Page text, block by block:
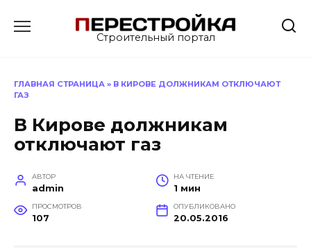
Строительный портал
ГЛАВНАЯ СТРАНИЦА » В КИРОВЕ ДОЛЖНИКАМ ОТКЛЮЧАЮТ
ГАЗ
В Кирове должникам
отключают газ
АВТОР
admin
НА ЧТЕНИЕ
1 мин
ПРОСМОТРОВ
107
ОПУБЛИКОВАНО
20.05.2016